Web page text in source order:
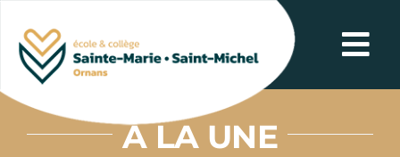
contenu
NOS POINTS FORTSÀ LA UNE